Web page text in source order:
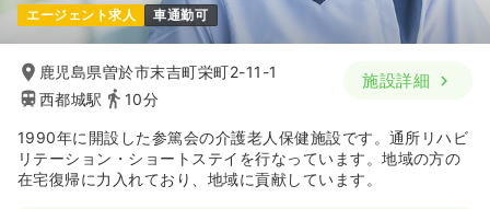
エージェント求人 車通勤可
鹿児島県曽於市末吉町栄町2-11-1
西都城駅
10分
施設詳細
1990年に開設した参篤会の介護老人保健施設です。通所リハビ
リテーション・ショートステイを行なっています。地域の方の
在宅復帰に力入れており、地域に貢献しています。